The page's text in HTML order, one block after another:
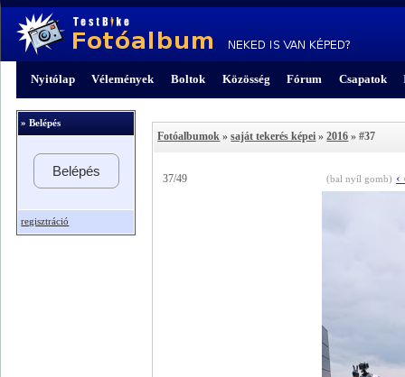
Nyitólap Vélemények Boltok Közösség Fórum Csapatok
» Belépés
Belépés
regisztráció
Fotóalbumok »saját tekerés képei »2016 » #37
37/49 (bal nyíl gomb) ‹